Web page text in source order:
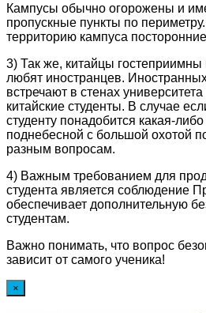
Кампусы обычно огорожены и
пропускные пункты по
территорию кампуса
3) Так же, китайцы
любят иностранцев.
встречают в стенах
китайские студенты. В случае
студенту понадобится какая-
поднебесной с большой охотой
разным вопросам.
4) Важным требованием для
студента является соблюдение
обеспечивает дополнительную
студентам.
Важно понимать, что вопрос
зависит от самого ученика!
×